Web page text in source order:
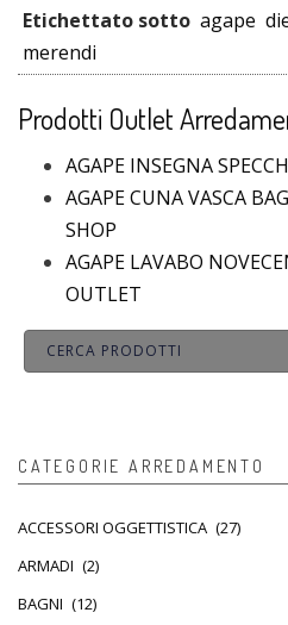
Etichettato sotto agape
merendi
Prodotti Outlet
AGAPE INSEGNA
AGAPE CUNA VASCA
SHOP
AGAPE LAVABO
OUTLET
CATEGORIE ARREDAMENTO
ACCESSORI OGGETTISTICA (27)
ARMADI (2)
BAGNI (12)